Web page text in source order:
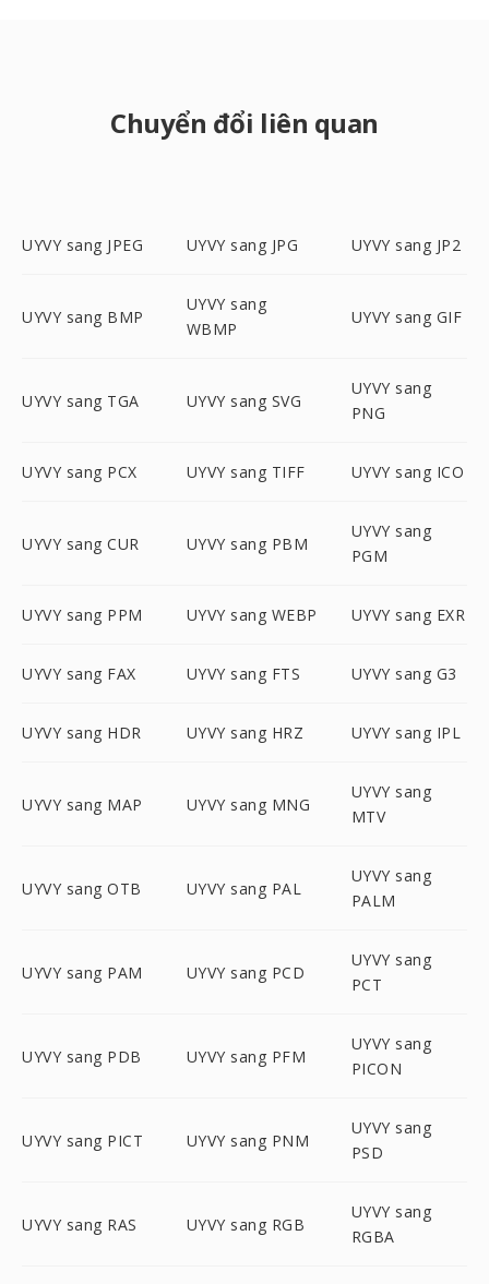
Chuyển đổi liên quan
UYVY sang JPEG UYVY sang JPG UYVY sang JP2
UYVY sang BMP
UYVY sang
WBMP
UYVY sang GIF
UYVY sang TGA UYVY sang SVG
UYVY sang
PNG
UYVY sang PCX UYVY sang TIFF UYVY sang ICO
UYVY sang CUR UYVY sang PBM
UYVY sang
PGM
UYVY sang PPM UYVY sang WEBP UYVY sang EXR
UYVY sang FAX UYVY sang FTS UYVY sang G3
UYVY sang HDR UYVY sang HRZ UYVY sang IPL
UYVY sang MAP UYVY sang MNG
UYVY sang
MTV
UYVY sang OTB UYVY sang PAL
UYVY sang
PALM
UYVY sang PAM UYVY sang PCD
UYVY sang
PCT
UYVY sang PDB UYVY sang PFM
UYVY sang
PICON
UYVY sang PICT UYVY sang PNM
UYVY sang
PSD
UYVY sang RAS UYVY sang RGB
UYVY sang
RGBA